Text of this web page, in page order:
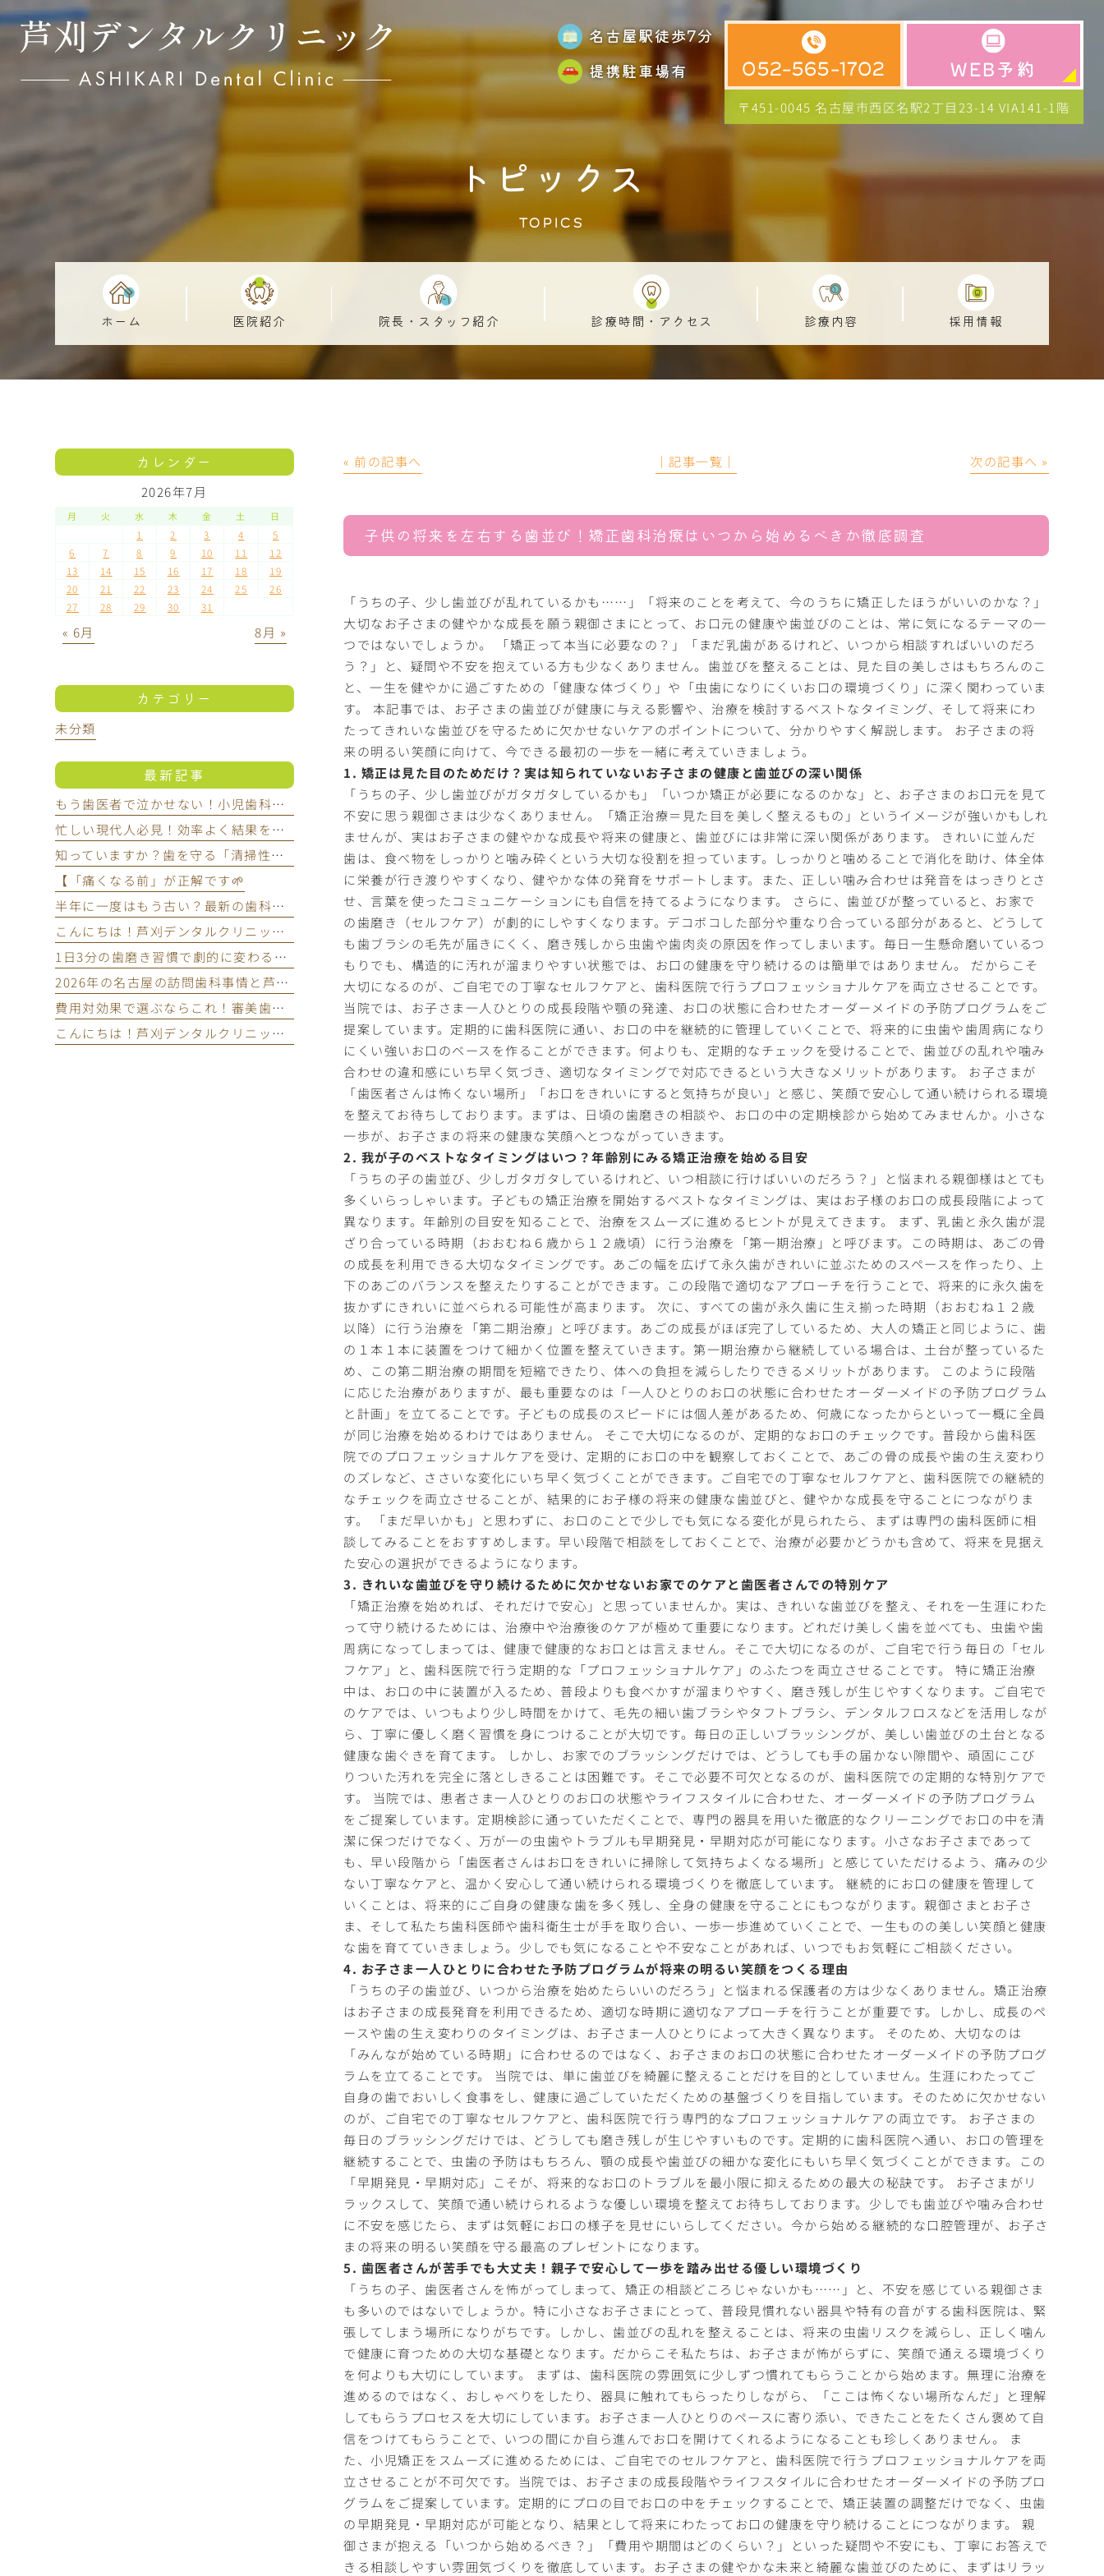
名古屋駅徒歩7分
提携駐車場有
052-565-1702 WEB 予約
〒451-0045 名古屋市西区名駅2丁目23-14 VIA141-1階
トピックス
TOPICS
ホーム 医院紹介 院長・スタッフ紹介 診療時間・アクセス 診療内容 採用情報
« 前の記事へ │記事一覧│ 次の記事へ »
子供の将来を左右する歯並び！矯正歯科治療はいつから始めるべきか徹底調査
「うちの子、少し歯並びが乱れているかも……」「将来のことを考えて、今のうちに矯正したほうがいいのかな？」
大切なお子さまの健やかな成長を願う親御さまにとって、お口元の健康や歯並びのことは、常に気になるテーマの一
つではないでしょうか。 「矯正って本当に必要なの？」「まだ乳歯があるけれど、いつから相談すればいいのだろ
う？」と、疑問や不安を抱えている方も少なくありません。歯並びを整えることは、見た目の美しさはもちろんのこ
と、一生を健やかに過ごすための「健康な体づくり」や「虫歯になりにくいお口の環境づくり」に深く関わっていま
す。 本記事では、お子さまの歯並びが健康に与える影響や、治療を検討するベストなタイミング、そして将来にわ
たってきれいな歯並びを守るために欠かせないケアのポイントについて、分かりやすく解説します。 お子さまの将
来の明るい笑顔に向けて、今できる最初の一歩を一緒に考えていきましょう。
1. 矯正は見た目のためだけ？実は知られていないお子さまの健康と歯並びの深い関係
「うちの子、少し歯並びがガタガタしているかも」「いつか矯正が必要になるのかな」と、お子さまのお口元を見て
不安に思う親御さまは少なくありません。「矯正治療＝見た目を美しく整えるもの」というイメージが強いかもしれ
ませんが、実はお子さまの健やかな成長や将来の健康と、歯並びには非常に深い関係があります。 きれいに並んだ
歯は、食べ物をしっかりと噛み砕くという大切な役割を担っています。しっかりと噛めることで消化を助け、体全体
に栄養が行き渡りやすくなり、健やかな体の発育をサポートします。また、正しい噛み合わせは発音をはっきりとさ
せ、言葉を使ったコミュニケーションにも自信を持てるようになります。 さらに、歯並びが整っていると、お家で
の歯磨き（セルフケア）が劇的にしやすくなります。デコボコした部分や重なり合っている部分があると、どうして
も歯ブラシの毛先が届きにくく、磨き残しから虫歯や歯肉炎の原因を作ってしまいます。毎日一生懸命磨いているつ
もりでも、構造的に汚れが溜まりやすい状態では、お口の健康を守り続けるのは簡単ではありません。 だからこそ
大切になるのが、ご自宅での丁寧なセルフケアと、歯科医院で行うプロフェッショナルケアを両立させることです。
当院では、お子さま一人ひとりの成長段階や顎の発達、お口の状態に合わせたオーダーメイドの予防プログラムをご
提案しています。定期的に歯科医院に通い、お口の中を継続的に管理していくことで、将来的に虫歯や歯周病になり
にくい強いお口のベースを作ることができます。何よりも、定期的なチェックを受けることで、歯並びの乱れや噛み
合わせの違和感にいち早く気づき、適切なタイミングで対応できるという大きなメリットがあります。 お子さまが
「歯医者さんは怖くない場所」「お口をきれいにすると気持ちが良い」と感じ、笑顔で安心して通い続けられる環境
を整えてお待ちしております。まずは、日頃の歯磨きの相談や、お口の中の定期検診から始めてみませんか。小さな
一歩が、お子さまの将来の健康な笑顔へとつながっていきます。
2. 我が子のベストなタイミングはいつ？年齢別にみる矯正治療を始める目安
「うちの子の歯並び、少しガタガタしているけれど、いつ相談に行けばいいのだろう？」と悩まれる親御様はとても
多くいらっしゃいます。子どもの矯正治療を開始するベストなタイミングは、実はお子様のお口の成長段階によって
異なります。年齢別の目安を知ることで、治療をスムーズに進めるヒントが見えてきます。 まず、乳歯と永久歯が混
ざり合っている時期（おおむね６歳から１２歳頃）に行う治療を「第一期治療」と呼びます。この時期は、あごの骨
の成長を利用できる大切なタイミングです。あごの幅を広げて永久歯がきれいに並ぶためのスペースを作ったり、上
下のあごのバランスを整えたりすることができます。この段階で適切なアプローチを行うことで、将来的に永久歯を
抜かずにきれいに並べられる可能性が高まります。 次に、すべての歯が永久歯に生え揃った時期（おおむね１２歳
以降）に行う治療を「第二期治療」と呼びます。あごの成長がほぼ完了しているため、大人の矯正と同じように、歯
の１本１本に装置をつけて細かく位置を整えていきます。第一期治療から継続している場合は、土台が整っているた
め、この第二期治療の期間を短縮できたり、体への負担を減らしたりできるメリットがあります。 このように段階
に応じた治療がありますが、最も重要なのは「一人ひとりのお口の状態に合わせたオーダーメイドの予防プログラム
と計画」を立てることです。子どもの成長のスピードには個人差があるため、何歳になったからといって一概に全員
が同じ治療を始めるわけではありません。 そこで大切になるのが、定期的なお口のチェックです。普段から歯科医
院でのプロフェッショナルケアを受け、定期的にお口の中を観察しておくことで、あごの骨の成長や歯の生え変わり
のズレなど、ささいな変化にいち早く気づくことができます。ご自宅での丁寧なセルフケアと、歯科医院での継続的
なチェックを両立させることが、結果的にお子様の将来の健康な歯並びと、健やかな成長を守ることにつながりま
す。 「まだ早いかも」と思わずに、お口のことで少しでも気になる変化が見られたら、まずは専門の歯科医師に相
談してみることをおすすめします。早い段階で相談をしておくことで、治療が必要かどうかも含めて、将来を見据え
た安心の選択ができるようになります。
3. きれいな歯並びを守り続けるために欠かせないお家でのケアと歯医者さんでの特別ケア
「矯正治療を始めれば、それだけで安心」と思っていませんか。実は、きれいな歯並びを整え、それを一生涯にわた
って守り続けるためには、治療中や治療後のケアが極めて重要になります。どれだけ美しく歯を並べても、虫歯や歯
周病になってしまっては、健康で健康的なお口とは言えません。そこで大切になるのが、ご自宅で行う毎日の「セル
フケア」と、歯科医院で行う定期的な「プロフェッショナルケア」のふたつを両立させることです。 特に矯正治療
中は、お口の中に装置が入るため、普段よりも食べかすが溜まりやすく、磨き残しが生じやすくなります。ご自宅で
のケアでは、いつもより少し時間をかけて、毛先の細い歯ブラシやタフトブラシ、デンタルフロスなどを活用しなが
ら、丁寧に優しく磨く習慣を身につけることが大切です。毎日の正しいブラッシングが、美しい歯並びの土台となる
健康な歯ぐきを育てます。 しかし、お家でのブラッシングだけでは、どうしても手の届かない隙間や、頑固にこび
りついた汚れを完全に落としきることは困難です。そこで必要不可欠となるのが、歯科医院での定期的な特別ケアで
す。 当院では、患者さま一人ひとりのお口の状態やライフスタイルに合わせた、オーダーメイドの予防プログラム
をご提案しています。定期検診に通っていただくことで、専門の器具を用いた徹底的なクリーニングでお口の中を清
潔に保つだけでなく、万が一の虫歯やトラブルも早期発見・早期対応が可能になります。小さなお子さまであって
も、早い段階から「歯医者さんはお口をきれいに掃除して気持ちよくなる場所」と感じていただけるよう、痛みの少
ない丁寧なケアと、温かく安心して通い続けられる環境づくりを徹底しています。 継続的にお口の健康を管理して
いくことは、将来的にご自身の健康な歯を多く残し、全身の健康を守ることにもつながります。親御さまとお子さ
ま、そして私たち歯科医師や歯科衛生士が手を取り合い、一歩一歩進めていくことで、一生ものの美しい笑顔と健康
な歯を育てていきましょう。少しでも気になることや不安なことがあれば、いつでもお気軽にご相談ください。
4. お子さま一人ひとりに合わせた予防プログラムが将来の明るい笑顔をつくる理由
「うちの子の歯並び、いつから治療を始めたらいいのだろう」と悩まれる保護者の方は少なくありません。矯正治療
はお子さまの成長発育を利用できるため、適切な時期に適切なアプローチを行うことが重要です。しかし、成長のペ
ースや歯の生え変わりのタイミングは、お子さま一人ひとりによって大きく異なります。 そのため、大切なのは
「みんなが始めている時期」に合わせるのではなく、お子さまのお口の状態に合わせたオーダーメイドの予防プログ
ラムを立てることです。 当院では、単に歯並びを綺麗に整えることだけを目的としていません。生涯にわたってご
自身の歯でおいしく食事をし、健康に過ごしていただくための基盤づくりを目指しています。そのために欠かせない
のが、ご自宅での丁寧なセルフケアと、歯科医院で行う専門的なプロフェッショナルケアの両立です。 お子さまの
毎日のブラッシングだけでは、どうしても磨き残しが生じやすいものです。定期的に歯科医院へ通い、お口の管理を
継続することで、虫歯の予防はもちろん、顎の成長や歯並びの細かな変化にもいち早く気づくことができます。この
「早期発見・早期対応」こそが、将来的なお口のトラブルを最小限に抑えるための最大の秘訣です。 お子さまがリ
ラックスして、笑顔で通い続けられるような優しい環境を整えてお待ちしております。少しでも歯並びや噛み合わせ
に不安を感じたら、まずは気軽にお口の様子を見せにいらしてください。今から始める継続的な口腔管理が、お子さ
まの将来の明るい笑顔を守る最高のプレゼントになります。
5. 歯医者さんが苦手でも大丈夫！親子で安心して一歩を踏み出せる優しい環境づくり
「うちの子、歯医者さんを怖がってしまって、矯正の相談どころじゃないかも……」と、不安を感じている親御さま
も多いのではないでしょうか。特に小さなお子さまにとって、普段見慣れない器具や特有の音がする歯科医院は、緊
張してしまう場所になりがちです。しかし、歯並びの乱れを整えることは、将来の虫歯リスクを減らし、正しく噛ん
で健康に育つための大切な基礎となります。だからこそ私たちは、お子さまが怖がらずに、笑顔で通える環境づくり
を何よりも大切にしています。 まずは、歯科医院の雰囲気に少しずつ慣れてもらうことから始めます。無理に治療を
進めるのではなく、おしゃべりをしたり、器具に触れてもらったりしながら、「ここは怖くない場所なんだ」と理解
してもらうプロセスを大切にしています。お子さま一人ひとりのペースに寄り添い、できたことをたくさん褒めて自
信をつけてもらうことで、いつの間にか自ら進んでお口を開けてくれるようになることも珍しくありません。 ま
た、小児矯正をスムーズに進めるためには、ご自宅でのセルフケアと、歯科医院で行うプロフェッショナルケアを両
立させることが不可欠です。当院では、お子さまの成長段階やライフスタイルに合わせたオーダーメイドの予防プロ
グラムをご提案しています。定期的にプロの目でお口の中をチェックすることで、矯正装置の調整だけでなく、虫歯
の早期発見・早期対応が可能となり、結果として将来にわたってお口の健康を守り続けることにつながります。 親
御さまが抱える「いつから始めるべき？」「費用や期間はどのくらい？」といった疑問や不安にも、丁寧にお答えで
きる相談しやすい雰囲気づくりを徹底しています。お子さまの健やかな未来と綺麗な歯並びのために、まずはリラッ
カレンダー
2026年7月
月 火 水 木 金 土 日
1 2 3 4
5
6
7 8 9 10 11
12
13
14 15 16 17 18
19
20
21 22 23 24 25
26
27
28 29 30 31
« 6月 8月 »
カテゴリー
未分類
最新記事
もう歯医者で泣かせない！小児歯科医が教える子どもが嫌がらない通い方
忙しい現代人必見！効率よく結果を出す予防歯科のスマートなメンテナンス法
知っていますか？歯を守る「清掃性食品」と要注意の「停滞性食品」
【「痛くなる前」が正解です🌱
半年に一度はもう古い？最新の歯科常識でわかる本当に歯医者へ行く頻度
こんにちは！芦刈デンタルクリニック管理栄養士の菊地です😊
1日3分の歯磨き習慣で劇的に変わる！最新の歯周病予防テクニック
2026年の名古屋の訪問歯科事情と芦刈デンタルクリニックの凄さ
費用対効果で選ぶならこれ！審美歯科でのホワイトニングおすすめランキング2026
こんにちは！芦刈デンタルクリニック保育士の神野です🐨